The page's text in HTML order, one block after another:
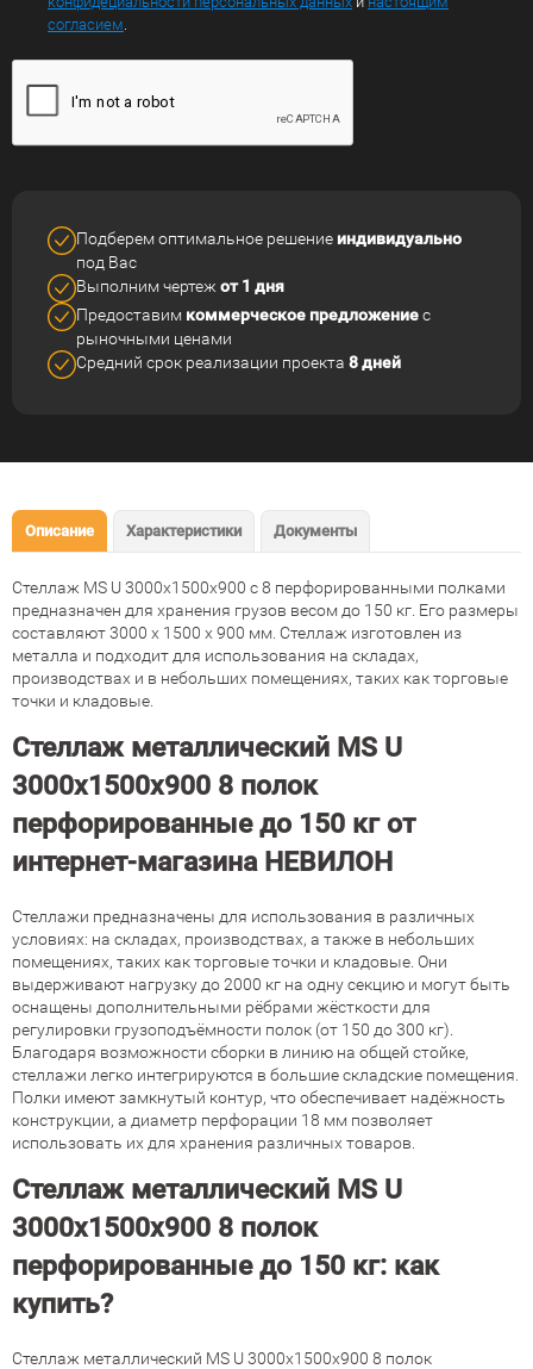
согласием
Подберем оптимальное решение индивидуально
под Вас
Выполним чертеж от 1 дня
Предоставим коммерческое предложениес
рыночными ценами
Средний срок реализации проекта 8 дней
Описание Характеристики Документы
Стеллаж MS U 3000x1500x900 с 8 перфорированными полками
предназначен для хранения грузов весом до 150 кг. Его размеры
составляют 3000 x 1500 x 900 мм. Стеллаж изготовлен из
металла и подходит для использования на складах,
производствах и в небольших помещениях, таких как торговые
точки и кладовые.
Стеллаж металлический MS U
3000х1500х900 8 полок
перфорированные до 150 кг от
интернет-магазина НЕВИЛОН
Стеллажи предназначены для использования в различных
условиях: на складах, производствах, а также в небольших
помещениях, таких как торговые точки и кладовые. Они
выдерживают нагрузку до 2000 кг на одну секцию и могут быть
оснащены дополнительными рёбрами жёсткости для
регулировки грузоподъёмности полок (от 150 до 300 кг).
Благодаря возможности сборки в линию на общей стойке,
стеллажи легко интегрируются в большие складские помещения.
Полки имеют замкнутый контур, что обеспечивает надёжность
конструкции, а диаметр перфорации 18 мм позволяет
использовать их для хранения различных товаров.
Стеллаж металлический MS U
3000х1500х900 8 полок
перфорированные до 150 кг: как
купить?
Стеллаж металлический MS U 3000х1500х900 8 полок